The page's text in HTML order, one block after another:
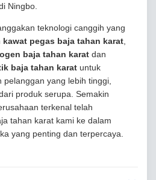
Ningbo.
teknologi canggih yang
kawat pegas baja tahan karat
baja tahan karat dan
baja tahan karat untuk
yang lebih tinggi,
produk serupa. Semakin
terkenal telah
tahan karat kami ke dalam
yang penting dan terpercaya.